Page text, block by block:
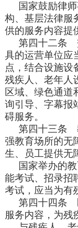
国家鼓励律
构、基层法律服
供的服务内容提
第四十二条
具的运营单位应
点，结合设施设
残疾人、老年人
区域、绿色通道
询引导、字幕报
碍服务。
第四十三条
强教育场所的无
生、员工提供无
国家举办的
能考试、招录招
考试，应当为有
第四十四条
服务内容，为残